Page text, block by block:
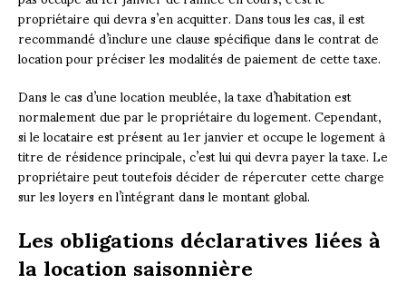
propriétaire qui devra s’en acquitter. Dans tous les cas, il est
recommandé d’inclure une clause spécifique dans le contrat de
location pour préciser les modalités de paiement de cette taxe.
Dans le cas d’une location meublée, la taxe d’habitation est
normalement due par le propriétaire du logement. Cependant,
si le locataire est présent au 1er janvier et occupe le logement à
titre de résidence principale, c’est lui qui devra payer la taxe. Le
propriétaire peut toutefois décider de répercuter cette charge
sur les loyers en l’intégrant dans le montant global.
Les obligations déclaratives liées à
la location saisonnière